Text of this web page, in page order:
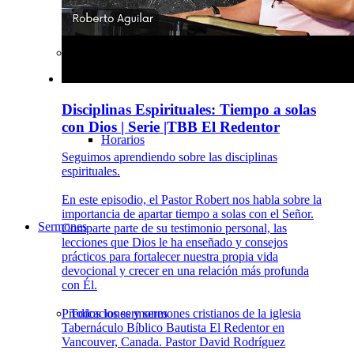
Horarios
Sermones
Todos los sermones
Disciplinas Espirituales: Tiempo a solas
con Dios | Serie |TBB El Redentor
Seguimos aprendiendo sobre las disciplinas
espirituales.
En este episodio, el Pastor Robert nos habla sobre la
importancia de apartar tiempo a solas con el Señor.
Comparte parte de su testimonio personal, las
lecciones que Dios le ha enseñado y consejos
prácticos para fortalecer nuestra propia vida
devocional y crecer en una relación más profunda
con Él.
Predicaciones y sermones cristianos de la iglesia
Tabernáculo Bíblico Bautista El Redentor en
Vancouver, Canada. Pastor David Rodríguez